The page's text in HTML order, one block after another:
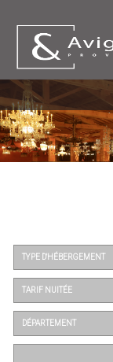
TYPE D'HÉBERGEMENT
TARIF NUITÉE
DÉPARTEMENT